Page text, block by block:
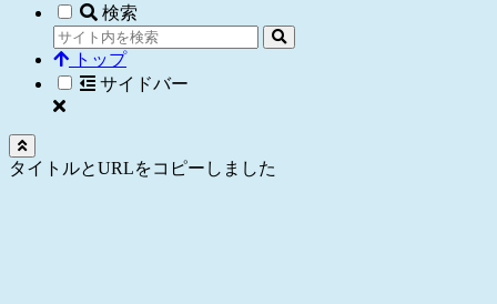
検索
トップ
サイドバー
タイトルとURLをコピーしました